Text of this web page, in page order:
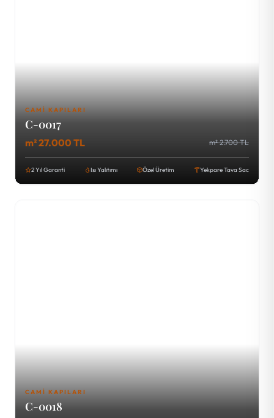
CAMI KAPILARI
C-0017
m² 27.000 TL m² 2.700 TL
2 Yıl Garanti Isı Yalıtımı Özel Üretim Yekpare Tava Sac
CAMI KAPILARI
C-0018